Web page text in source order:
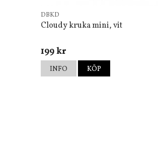
DBKD
Cloudy kruka mini, vit
199 kr
INFO KÖP